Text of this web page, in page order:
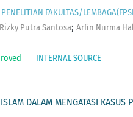
FAKULTAS/
Rizky Putra Santosa; Arfin Nurma
INTERNAL SOURCE
DALAM MENGATASI